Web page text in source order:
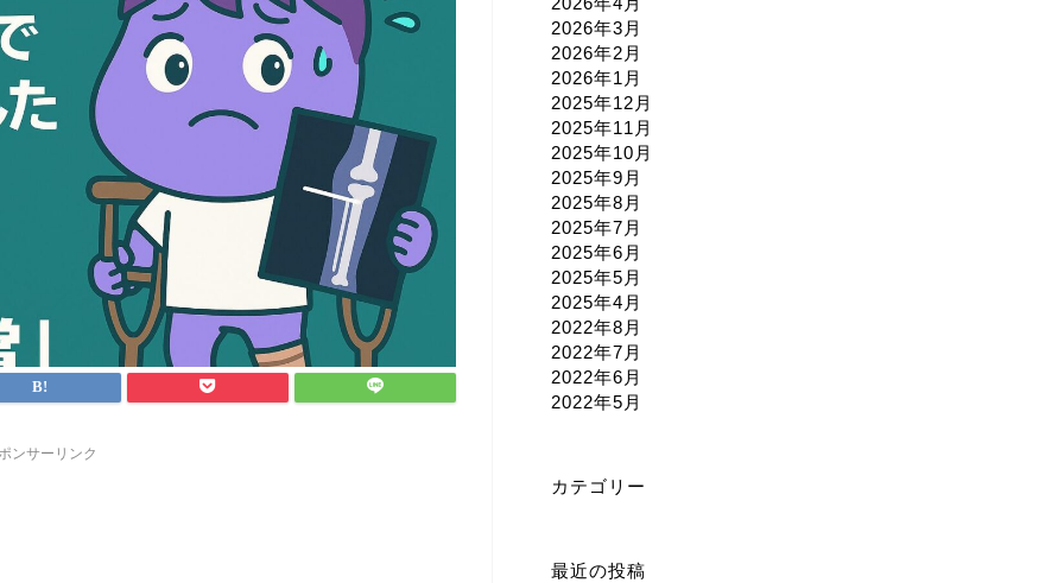
ンサーリンク
2026年3月
2026年2月
2026年1月
2025年12月
2025年11月
2025年10月
2025年9月
2025年8月
2025年7月
2025年6月
2025年5月
2025年4月
2022年8月
2022年7月
2022年6月
2022年5月
カテゴリー
最近の投稿